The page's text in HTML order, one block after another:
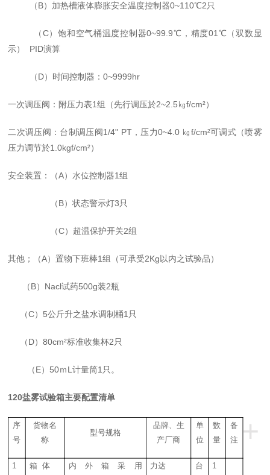
（B）加热槽液体膨胀安全温度控制器0~110℃2只
（C）饱和空气桶温度控制器0~99.9℃，精度01℃（双数显
示） PID演算
（D）时间控制器：0~9999hr
一次调压阀：附压力表1组（先行调压於2~2.5㎏f/cm²）
二次调压阀：台制调压阀1/4" PT，压力0~4.0 ㎏f/cm²可调式（喷雾
压力调节於1.0kgf/cm²）
安全装置：（A）水位控制器1组
（B）状态警示灯3只
（C）超温保护开关2组
其他；（A）置物下班棒1组（可承受2Kg以内之试验品）
（B）Nacl试药500g装2瓶
（C）5公斤升之盐水调制桶1只
（D）80cm²标准收集杯2只
（E） 50ｍL计量筒1只。
120盐雾试验箱主要配置清单
+
序
号
货物名
称
型号规格
品牌、生
产厂商
单
位
数
量
备
注
1 箱 体
内外箱采用
力达 台 1